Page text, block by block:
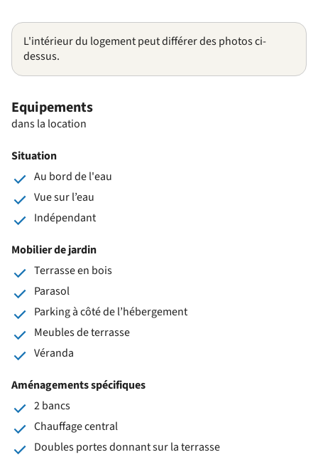
L'intérieur du logement peut différer des photos ci-
dessus.
Equipements
dans la location
Situation
Au bord de l'eau
Vue sur l’eau
Indépendant
Mobilier de jardin
Terrasse en bois
Parasol
Parking à côté de l’hébergement
Meubles de terrasse
Véranda
Aménagements spécifiques
2 bancs
Chauffage central
Doubles portes donnant sur la terrasse